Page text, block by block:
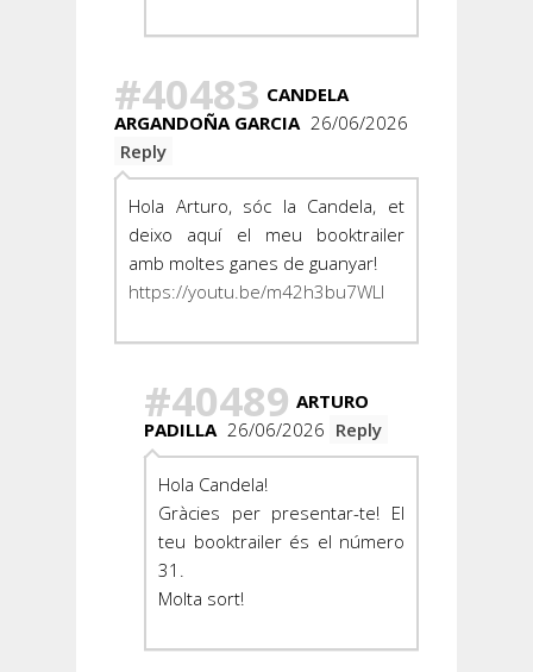
#40483 CANDELA
ARGANDOÑA GARCIA 26/06/2026
Reply
Hola Arturo, sóc la Candela, et
deixo aquí el meu booktrailer
amb moltes ganes de guanyar!
https://youtu.be/m42h3bu7WLI
#40489 ARTURO
PADILLA 26/06/2026 Reply
Hola Candela!
Gràcies per presentar-te! El
teu booktrailer és el número
31.
Molta sort!